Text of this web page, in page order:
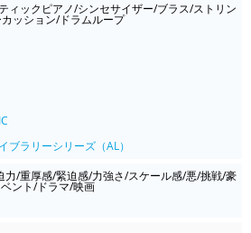
ィックピアノ/シンセサイザー/ブラス/ストリン
ッション/ドラムループ
ブラリーシリーズ（AL）
力/重厚感/緊迫感/力強さ/スケール感/悪/挑戦/豪
ント/ドラマ/映画